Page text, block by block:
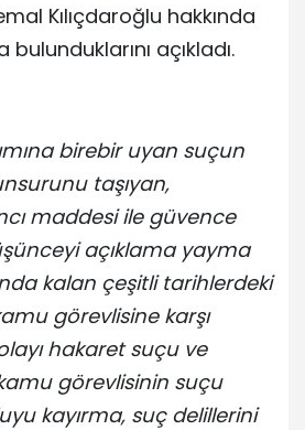
Kılıçdaroğlu hakkında
açıkladı.
birebir uyan suçun
taşıyan,
maddesi ile güvence
açıklama yayma
kalan çeşitli tarihlerdeki
görevlisine karşı
hakaret suçu ve
görevlisinin suçu
kayırma, suç delillerini